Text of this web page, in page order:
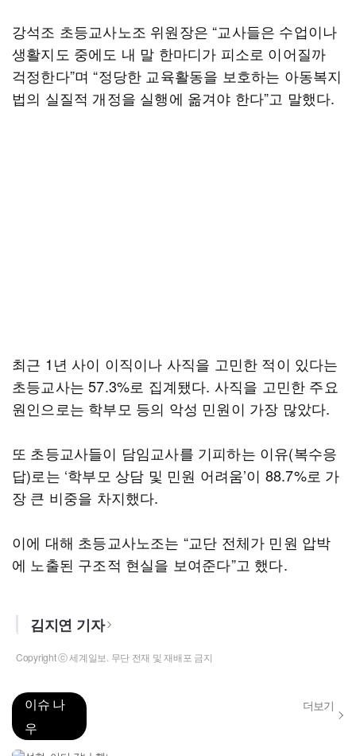
강석조 초등교사노조 위원장은 “교사들은 수업이나
생활지도 중에도 내 말 한마디가 피소로 이어질까
걱정한다”며 “정당한 교육활동을 보호하는 아동복지
법의 실질적 개정을 실행에 옮겨야 한다”고 말했다.
최근 1년 사이 이직이나 사직을 고민한 적이 있다는
초등교사는 57.3%로 집계됐다. 사직을 고민한 주요
원인으로는 학부모 등의 악성 민원이 가장 많았다.
또 초등교사들이 담임교사를 기피하는 이유(복수응
답)로는 ‘학부모 상담 및 민원 어려움’이 88.7%로 가
장 큰 비중을 차지했다.
이에 대해 초등교사노조는 “교단 전체가 민원 압박
에 노출된 구조적 현실을 보여준다”고 했다.
김지연 기자
Copyright ⓒ 세계일보. 무단 전재 및 재배포 금지
이슈 나
우
더보기